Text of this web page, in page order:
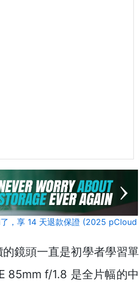
，享 14 天退款保證 (2025 pCloud
鏡頭一直是初學者學習單
85mm f/1.8 是全片幅的中